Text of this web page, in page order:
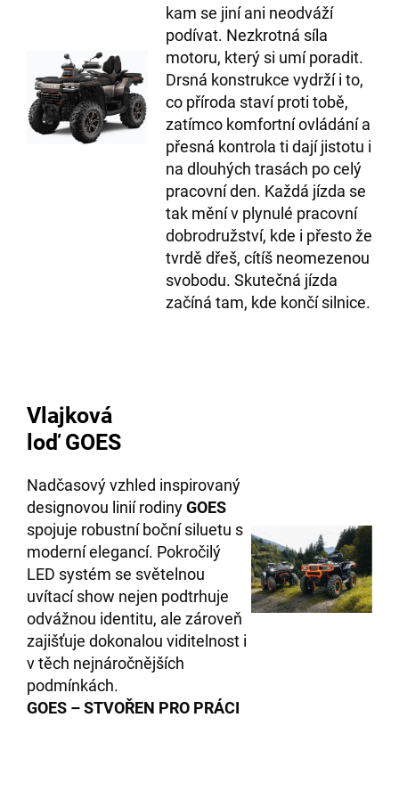
kam se jiní ani neodváží
podívat. Nezkrotná síla
motoru, který si umí poradit.
Drsná konstrukce vydrží i to,
co příroda staví proti tobě,
zatímco komfortní ovládání a
přesná kontrola ti dají jistotu i
na dlouhých trasách po celý
pracovní den. Každá jízda se
tak mění v plynulé pracovní
dobrodružství, kde i přesto že
tvrdě dřeš, cítíš neomezenou
svobodu. Skutečná jízda
začíná tam, kde končí silnice.
Vlajková
loď GOES
Nadčasový vzhled inspirovaný
designovou linií rodinyGOES
spojuje robustní boční siluetu s
moderní elegancí. Pokročilý
LED systém se světelnou
uvítací show nejen podtrhuje
odvážnou identitu, ale zároveň
zajišťuje dokonalou viditelnost i
v těch nejnáročnějších
podmínkách.
GOES – STVOŘEN PRO PRÁCI